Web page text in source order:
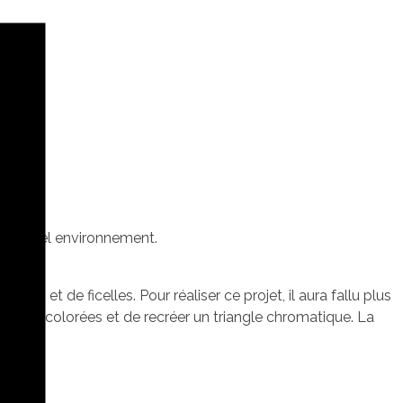
nouvel environnement.
et de ficelles. Pour réaliser ce projet, il aura fallu plus
colorées et de recréer un triangle chromatique. La